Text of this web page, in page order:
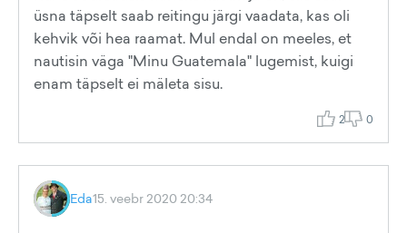
üsna täpselt saab reitingu järgi vaadata, kas oli
kehvik või hea raamat. Mul endal on meeles, et
nautisin väga "Minu Guatemala" lugemist, kuigi
enam täpselt ei mäleta sisu.
2 0
Eda15. veebr 2020 20:34